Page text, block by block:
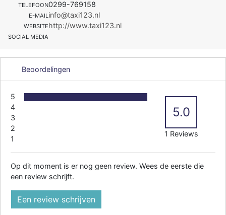
TELEFOON0299-769158
E-MAILinfo@taxi123.nl
WEBSITEhttp://www.taxi123.nl
SOCIAL MEDIA
Beoordelingen
5
4
3
2
1
5.0
1 Reviews
Op dit moment is er nog geen review. Wees de eerste die
een review schrijft.
Een review schrijven